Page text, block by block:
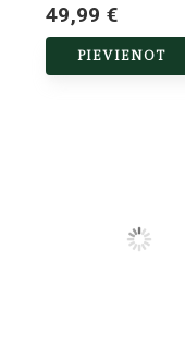
49,99 €
PIEVIENOT